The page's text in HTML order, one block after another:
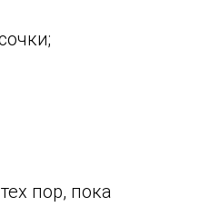
пор, пока